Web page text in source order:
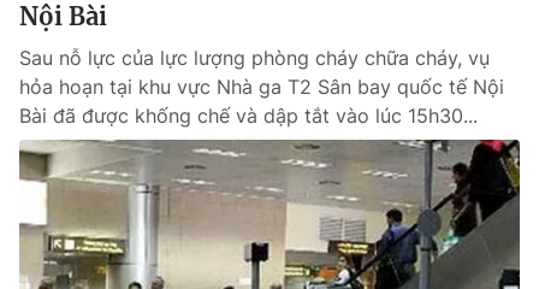
Nội Bài
Sau nỗ lực của lực lượng phòng cháy chữa cháy, vụ
hỏa hoạn tại khu vực Nhà ga T2 Sân bay quốc tế Nội
Bài đã được khống chế và dập tắt vào lúc 15h30...